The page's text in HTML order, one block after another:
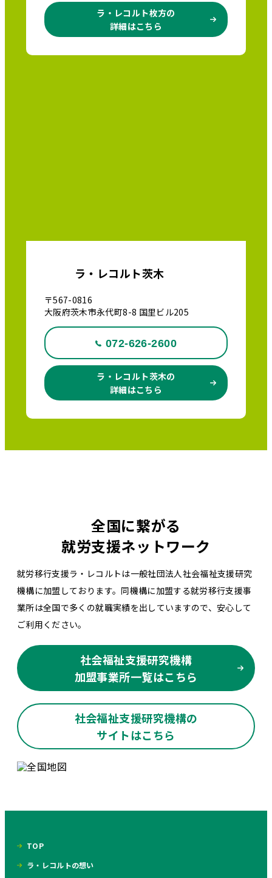
ラ・レコルト枚方の
詳細はこちら
ラ・レコルト茨木
〒567-0816
大阪府茨木市永代町8-8 国里ビル205
072-626-2600
ラ・レコルト茨木の
詳細はこちら
全国に繋がる
就労支援ネットワーク
就労移行支援ラ・レコルトは一般社団法人社会福祉支援研究
機構に加盟しております。同機構に加盟する就労移行支援事
業所は全国で多くの就職実績を出していますので、安心して
ご利用ください。
社会福祉支援研究機構
加盟事業所一覧はこちら
社会福祉支援研究機構の
サイトはこちら
TOP
ラ・レコルトの想い